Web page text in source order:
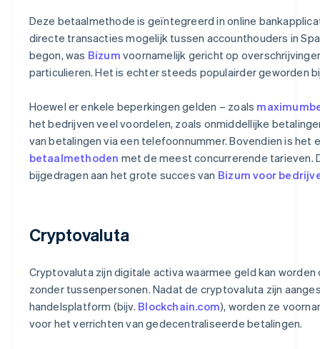
Deze betaalmethode is geïntegreerd in online
directe transacties mogelijk tussen accounthouders in
begon, was Bizum voornamelijk gericht op
particulieren. Het is echter steeds populairder geworden
Hoewel er enkele beperkingen gelden – zoals
het bedrijven veel voordelen, zoals onmiddellijke
van betalingen via een telefoonnummer. Bovendien is het
betaalmethoden met de meest concurrerende tarieven.
bijgedragen aan het grote succes van Bizum voor
Cryptovaluta
Cryptovaluta zijn digitale activa waarmee geld kan
zonder tussenpersonen. Nadat de cryptovaluta zijn
handelsplatform (bijv. Blockchain.com), worden ze
voor het verrichten van gedecentraliseerde betalingen.